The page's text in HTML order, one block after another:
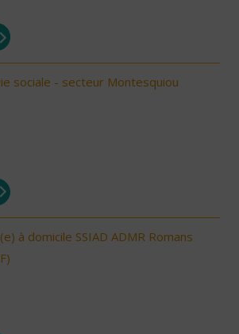
sociale - secteur Montesquiou
à domicile SSIAD ADMR Romans